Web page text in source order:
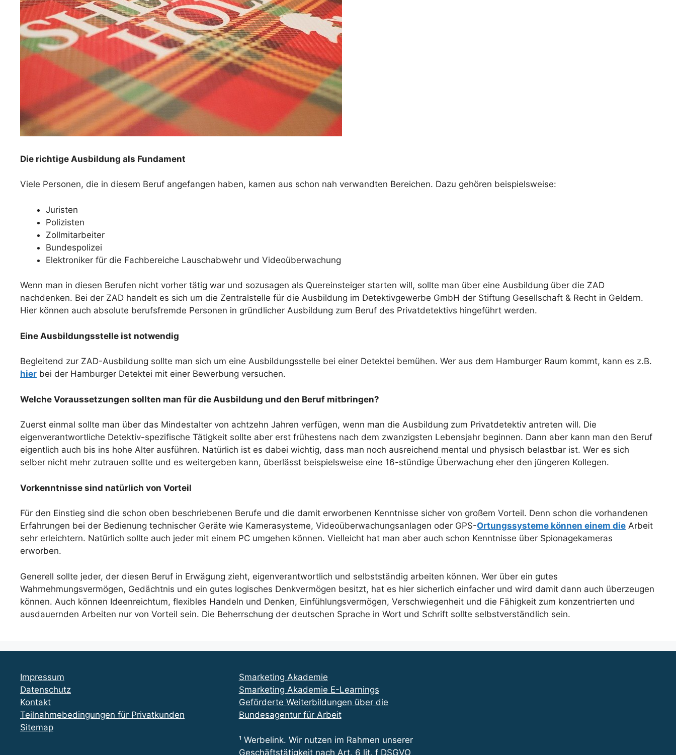
Die richtige Ausbildung als Fundament
Viele Personen, die in diesem Beruf angefangen haben, kamen aus schon nah verwandten Bereichen. Dazu gehören beispielsweise:
Juristen
Polizisten
Zollmitarbeiter
Bundespolizei
Elektroniker für die Fachbereiche Lauschabwehr und Videoüberwachung
Wenn man in diesen Berufen nicht vorher tätig war und sozusagen als Quereinsteiger starten will, sollte man über eine Ausbildung über die ZAD
nachdenken. Bei der ZAD handelt es sich um die Zentralstelle für die Ausbildung im Detektivgewerbe GmbH der Stiftung Gesellschaft & Recht in Geldern.
Hier können auch absolute berufsfremde Personen in gründlicher Ausbildung zum Beruf des Privatdetektivs hingeführt werden.
Eine Ausbildungsstelle ist notwendig
Begleitend zur ZAD-Ausbildung sollte man sich um eine Ausbildungsstelle bei einer Detektei bemühen. Wer aus dem Hamburger Raum kommt, kann es z.B.
hier bei der Hamburger Detektei mit einer Bewerbung versuchen.
Welche Voraussetzungen sollten man für die Ausbildung und den Beruf mitbringen?
Zuerst einmal sollte man über das Mindestalter von achtzehn Jahren verfügen, wenn man die Ausbildung zum Privatdetektiv antreten will. Die
eigenverantwortliche Detektiv-spezifische Tätigkeit sollte aber erst frühestens nach dem zwanzigsten Lebensjahr beginnen. Dann aber kann man den Beruf
eigentlich auch bis ins hohe Alter ausführen. Natürlich ist es dabei wichtig, dass man noch ausreichend mental und physisch belastbar ist. Wer es sich
selber nicht mehr zutrauen sollte und es weitergeben kann, überlässt beispielsweise eine 16-stündige Überwachung eher den jüngeren Kollegen.
Vorkenntnisse sind natürlich von Vorteil
Für den Einstieg sind die schon oben beschriebenen Berufe und die damit erworbenen Kenntnisse sicher von großem Vorteil. Denn schon die vorhandenen
Erfahrungen bei der Bedienung technischer Geräte wie Kamerasysteme, Videoüberwachungsanlagen oder GPS-Ortungssysteme können einem die Arbeit
sehr erleichtern. Natürlich sollte auch jeder mit einem PC umgehen können. Vielleicht hat man aber auch schon Kenntnisse über Spionagekameras
erworben.
Generell sollte jeder, der diesen Beruf in Erwägung zieht, eigenverantwortlich und selbstständig arbeiten können. Wer über ein gutes
Wahrnehmungsvermögen, Gedächtnis und ein gutes logisches Denkvermögen besitzt, hat es hier sicherlich einfacher und wird damit dann auch überzeugen
können. Auch können Ideenreichtum, flexibles Handeln und Denken, Einfühlungsvermögen, Verschwiegenheit und die Fähigkeit zum konzentrierten und
ausdauernden Arbeiten nur von Vorteil sein. Die Beherrschung der deutschen Sprache in Wort und Schrift sollte selbstverständlich sein.
Impressum
Datenschutz
Kontakt
Teilnahmebedingungen für Privatkunden
Sitemap
Smarketing Akademie
Smarketing Akademie E-Learnings
Geförderte Weiterbildungen über die
Bundesagentur für Arbeit
¹ Werbelink. Wir nutzen im Rahmen unserer
Geschäftstätigkeit nach Art. 6 lit. f DSGVO